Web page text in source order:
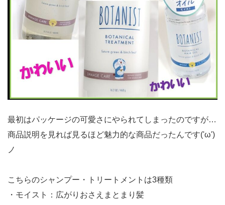
最初はパッケージの可愛さにやられてしまったのですが…
商品説明を見れば見るほど魅力的な商品だったんです('ω')
ノ
こちらのシャンプー・トリートメントは3種類
・モイスト：広がりおさえまとまり髪